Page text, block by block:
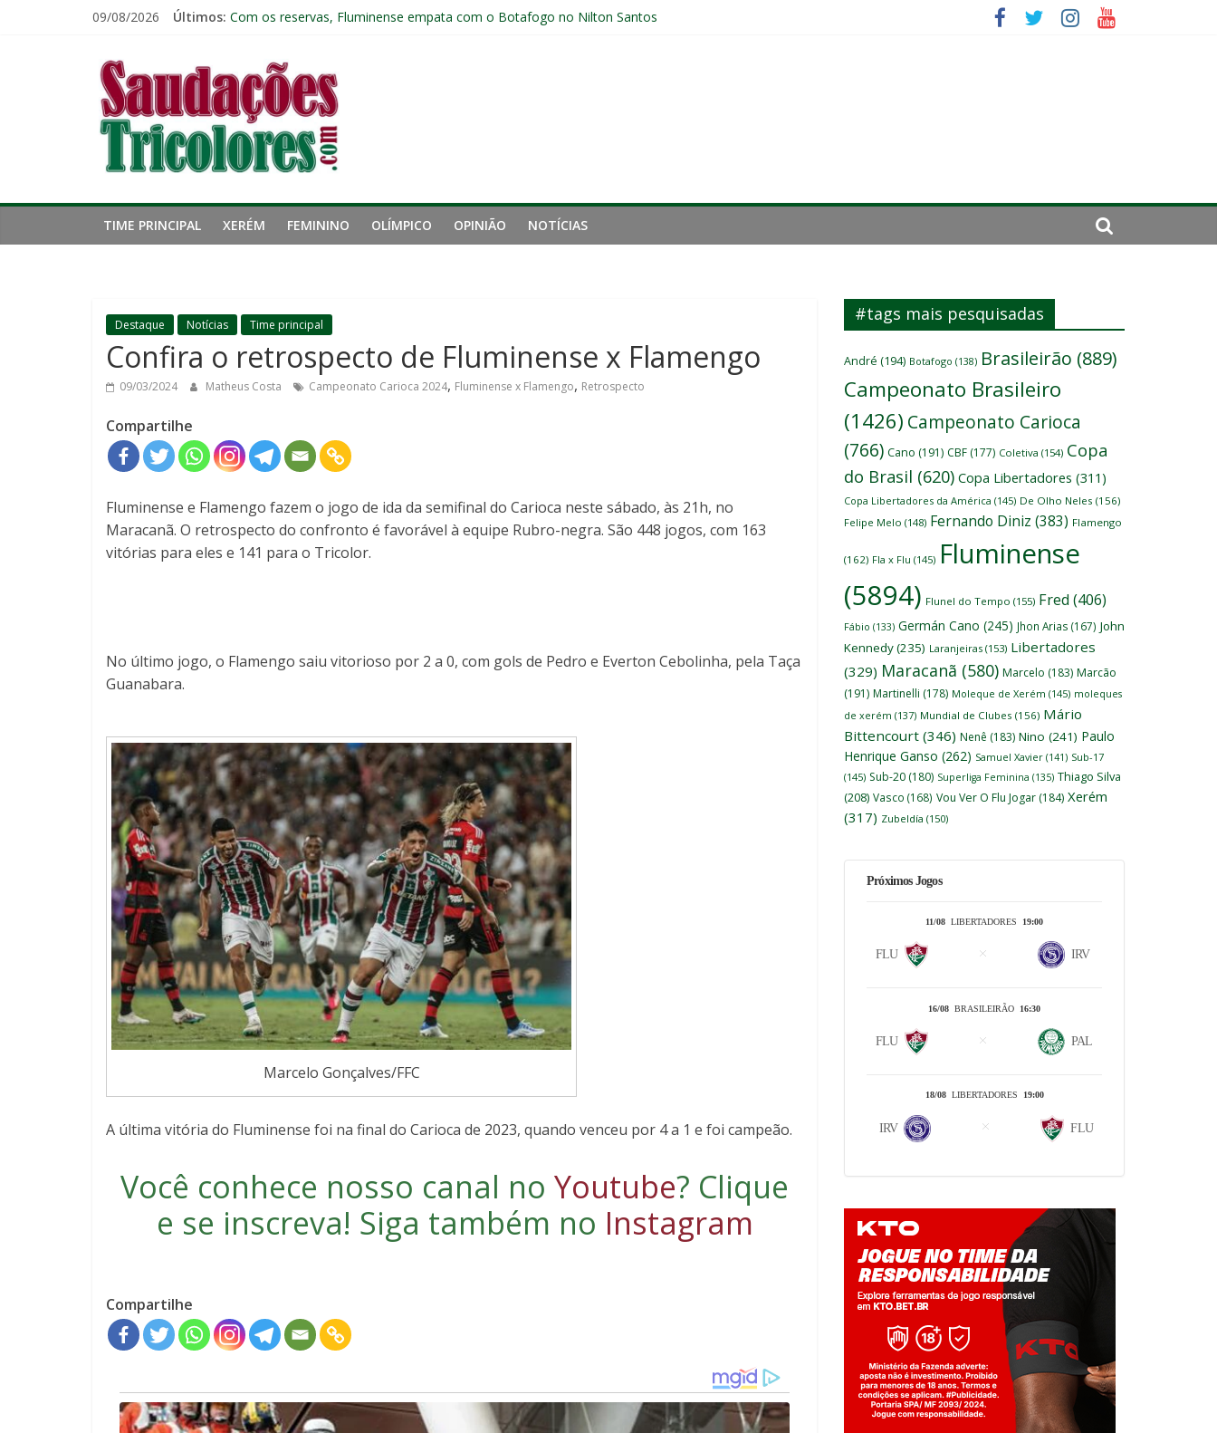
09/08/2026 Últimos: Com os reservas, Fluminense empata com o Botafogo no Nilton Santos
Zagueiro artilheiro: Ignácio aproveita chance e vive grande fase no Fluminense
Zubeldía vê boa atuação do Fluminense contra o Botafogo e mira decisão: “Terça-feira é o mais importante”
Saudações
Tricolores
TIME PRINCIPAL XERÉM FEMININO OLÍMPICO OPINIÃO NOTÍCIAS
Destaque Notícias Time principal
Confira o retrospecto de Fluminense x Flamengo
09/03/2024 Matheus Costa Campeonato Carioca 2024, Fluminense x Flamengo, Retrospecto
Compartilhe
Fluminense e Flamengo fazem o jogo de ida da semifinal do Carioca neste sábado, às 21h, no
Maracanã. O retrospecto do confronto é favorável à equipe Rubro-negra. São 448 jogos, com 163
vitórias para eles e 141 para o Tricolor.
No último jogo, o Flamengo saiu vitorioso por 2 a 0, com gols de Pedro e Everton Cebolinha, pela Taça
Guanabara.
Marcelo Gonçalves/FFC
A última vitória do Fluminense foi na final do Carioca de 2023, quando venceu por 4 a 1 e foi campeão.
Você conhece nosso canal no Youtube? Clique
e se inscreva! Siga também no Instagram
Compartilhe
#tags mais pesquisadas
André (194) Botafogo (138) Brasileirão (889)
Campeonato Brasileiro
(1426) Campeonato Carioca
(766) Cano (191) CBF (177) Coletiva (154) Copa
do Brasil (620) Copa Libertadores (311)
Copa Libertadores da América (145) De Olho Neles (156)
Felipe Melo (148) Fernando Diniz (383) Flamengo
(162) Fla x Flu (145) Fluminense
(5894) Flunel do Tempo (155) Fred (406)
Fábio (133) Germán Cano (245) Jhon Arias (167) John
Kennedy(235) Laranjeiras (153) Libertadores
(329) Maracanã (580) Marcelo (183) Marcão
(191) Martinelli (178) Moleque de Xerém (145) moleques
de xerém (137) Mundial de Clubes (156) Mário
Bittencourt (346) Nenê (183) Nino (241) Paulo
Henrique Ganso (262) Samuel Xavier (141) Sub-17
(145) Sub-20 (180) Superliga Feminina (135) Thiago Silva
(208) Vasco (168) Vou Ver O Flu Jogar (184) Xerém
(317) Zubeldía (150)
Próximos Jogos
11/08 LIBERTADORES 19:00
FLU IRV
16/08 BRASILEIRÃO 16:30
FLU PAL
18/08LIBERTADORES 19:00
IRV FLU